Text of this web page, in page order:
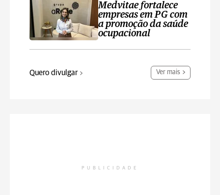
Medvitae fortalece
empresas em PG com
a promoção da saúde
ocupacional
Quero divulgar Ver mais
PUBLICIDADE